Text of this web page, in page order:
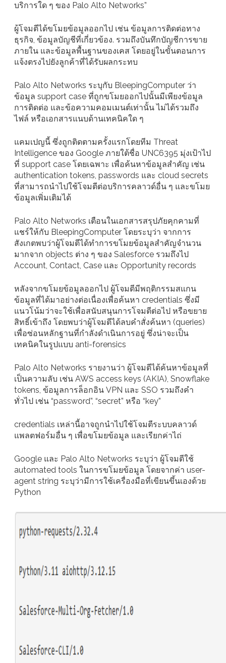
บริการใด ๆ ของ Palo Alto Networks”
ผู้โจมตีได้ขโมยข้อมูลออกไป เช่น ข้อมูลการติดต่อทาง
ธุรกิจ, ข้อมูลบัญชีที่เกี่ยวข้อง. รวมถึงบันทึกบัญชีการขาย
ภายใน และข้อมูลพื้นฐานของเคส โดยอยู่ในขั้นตอนการ
แจ้งตรงไปยังลูกค้าที่ได้รับผลกระทบ
Palo Alto Networks ระบุกับ BleepingComputer ว่า
ข้อมูล support case ที่ถูกขโมยออกไปนั้นมีเพียงข้อมูล
การติดต่อ และข้อความคอมเมนต์เท่านั้น ไม่ได้รวมถึง
ไฟล์ หรือเอกสารแนบด้านเทคนิคใด ๆ
แคมเปญนี้ ซึ่งถูกติดตามครั้งแรกโดยทีม Threat
Intelligence ของ Google ภายใต้ชื่อ UNC6395 มุ่งเป้าไป
ที่ support case โดยเฉพาะ เพื่อค้นหาข้อมูลสำคัญ เช่น
authentication tokens, passwords และ cloud secrets
ที่สามารถนำไปใช้โจมตีต่อบริการคลาวด์อื่น ๆ และขโมย
ข้อมูลเพิ่มเติมได้
Palo Alto Networks เตือนในเอกสารสรุปภัยคุกคามที่
แชร์ให้กับ BleepingComputer โดยระบุว่า จากการ
สังเกตพบว่าผู้โจมตีได้ทำการขโมยข้อมูลสำคัญจำนวน
มากจาก objects ต่าง ๆ ของ Salesforce รวมถึงไป
Account, Contact, Case และ Opportunity records
หลังจากขโมยข้อมูลออกไป ผู้โจมตีมีพฤติกรรมสแกน
ข้อมูลที่ได้มาอย่างต่อเนื่องเพื่อค้นหา credentials ซึ่งมี
แนวโน้มว่าจะใช้เพื่อสนับสนุนการโจมตีต่อไป หรือขยาย
สิทธิ์เข้าถึง โดยพบว่าผู้โจมตีได้ลบคำสั่งค้นหา (queries)
เพื่อซ่อนหลักฐานที่กำลังดำเนินการอยู่ ซึ่งน่าจะเป็น
เทคนิคในรูปแบบ anti-forensics
Palo Alto Networks รายงานว่า ผู้โจมตีได้ค้นหาข้อมูลที่
เป็นความลับ เช่น AWS access keys (AKIA), Snowflake
tokens, ข้อมูลการล็อกอิน VPN และ SSO รวมถึงคำ
ทั่วไป เช่น “password”, “secret” หรือ “key”
credentials เหล่านี้อาจถูกนำไปใช้โจมตีระบบคลาวด์
แพลตฟอร์มอื่น ๆ เพื่อขโมยข้อมูล และเรียกค่าไถ่
Google และ Palo Alto Networks ระบุว่า ผู้โจมตีใช้
automated tools ในการขโมยข้อมูล โดยจากค่า user-
agent string ระบุว่ามีการใช้เครื่องมือที่เขียนขึ้นเองด้วย
Python